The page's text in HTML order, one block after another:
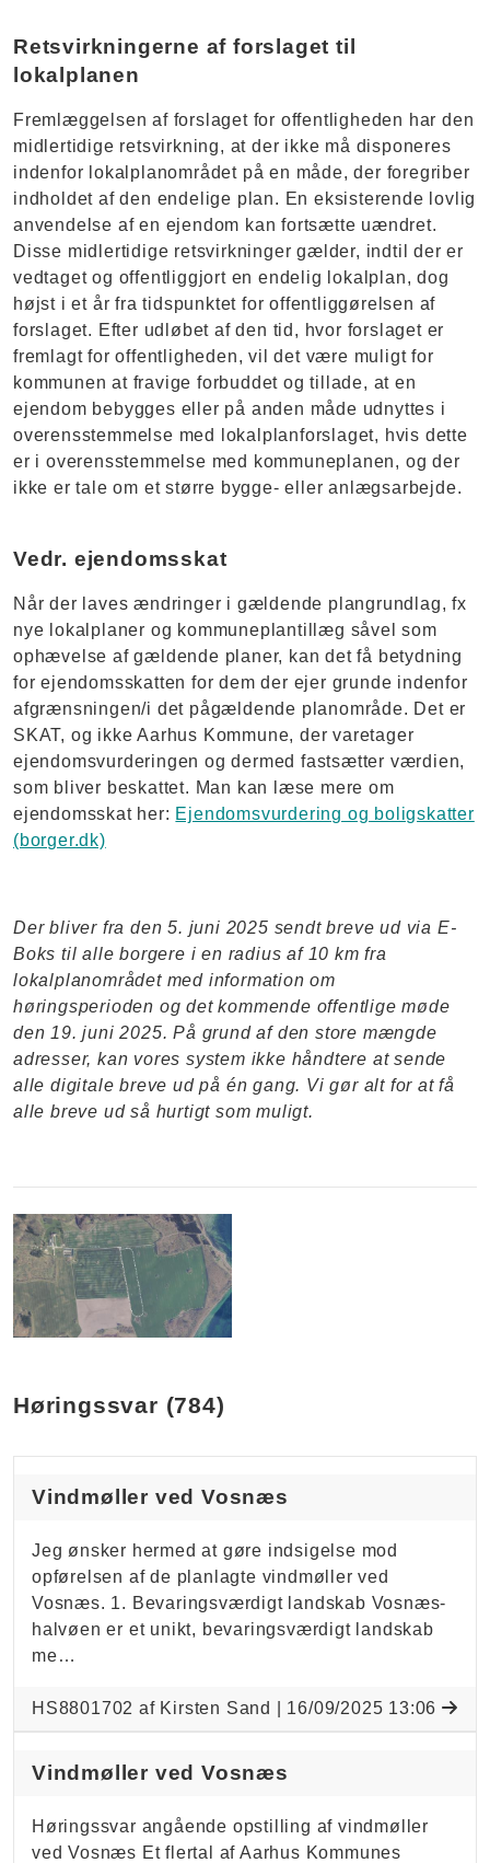
Retsvirkningerne af forslaget til
lokalplanen
Fremlæggelsen af forslaget for offentligheden har den
midlertidige retsvirkning, at der ikke må disponeres
indenfor lokalplanområdet på en måde, der foregriber
indholdet af den endelige plan. En eksisterende lovlig
anvendelse af en ejendom kan fortsætte uændret.
Disse midlertidige retsvirkninger gælder, indtil der er
vedtaget og offentliggjort en endelig lokalplan, dog
højst i et år fra tidspunktet for offentliggørelsen af
forslaget. Efter udløbet af den tid, hvor forslaget er
fremlagt for offentligheden, vil det være muligt for
kommunen at fravige forbuddet og tillade, at en
ejendom bebygges eller på anden måde udnyttes i
overensstemmelse med lokalplanforslaget, hvis dette
er i overensstemmelse med kommuneplanen, og der
ikke er tale om et større bygge- eller anlægsarbejde.
Vedr. ejendomsskat
Når der laves ændringer i gældende plangrundlag, fx
nye lokalplaner og kommuneplantillæg såvel som
ophævelse af gældende planer, kan det få betydning
for ejendomsskatten for dem der ejer grunde indenfor
afgrænsningen/i det pågældende planområde. Det er
SKAT, og ikke Aarhus Kommune, der varetager
ejendomsvurderingen og dermed fastsætter værdien,
som bliver beskattet. Man kan læse mere om
ejendomsskat her: Ejendomsvurdering og boligskatter
(borger.dk)
Der bliver fra den 5. juni 2025 sendt breve ud via E-
Boks til alle borgere i en radius af 10 km fra
lokalplanområdet med information om
høringsperioden og det kommende offentlige møde
den 19. juni 2025. På grund af den store mængde
adresser, kan vores system ikke håndtere at sende
alle digitale breve ud på én gang. Vi gør alt for at få
alle breve ud så hurtigt som muligt.
-
Høringssvar (784)
Vindmøller ved Vosnæs
Jeg ønsker hermed at gøre indsigelse mod
opførelsen af de planlagte vindmøller ved
Vosnæs. 1. Bevaringsværdigt landskab Vosnæs-
halvøen er et unikt, bevaringsværdigt landskab
me…
HS8801702 af Kirsten Sand | 16/09/2025 13:06
Vindmøller ved Vosnæs
Høringssvar angående opstilling af vindmøller
ved Vosnæs Et flertal af Aarhus Kommunes